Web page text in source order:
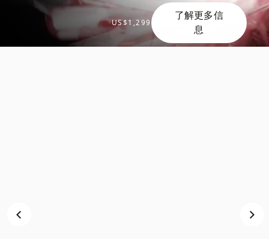
US$1,299
了解更多信
息